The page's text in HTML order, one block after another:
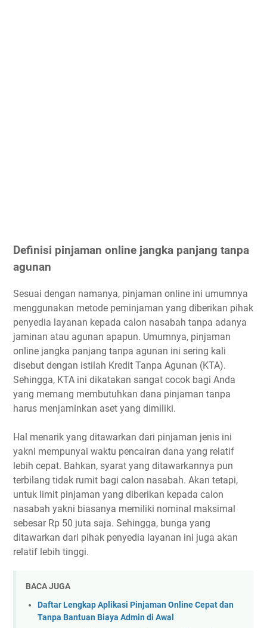
Definisi pinjaman online jangka panjang tanpa
agunan
Sesuai dengan namanya, pinjaman online ini umumnya
menggunakan metode peminjaman yang diberikan pihak
penyedia layanan kepada calon nasabah tanpa adanya
jaminan atau agunan apapun. Umumnya, pinjaman
online jangka panjang tanpa agunan ini sering kali
disebut dengan istilah Kredit Tanpa Agunan (KTA).
Sehingga, KTA ini dikatakan sangat cocok bagi Anda
yang memang membutuhkan dana pinjaman tanpa
harus menjaminkan aset yang dimiliki.
Hal menarik yang ditawarkan dari pinjaman jenis ini
yakni mempunyai waktu pencairan dana yang relatif
lebih cepat. Bahkan, syarat yang ditawarkannya pun
terbilang tidak rumit bagi calon nasabah. Akan tetapi,
untuk limit pinjaman yang diberikan kepada calon
nasabah yakni biasanya memiliki nominal maksimal
sebesar Rp 50 juta saja. Sehingga, bunga yang
ditawarkan dari pihak penyedia layanan ini juga akan
relatif lebih tinggi.
BACA JUGA
Daftar Lengkap Aplikasi Pinjaman Online Cepat dan
Tanpa Bantuan Biaya Admin di Awal